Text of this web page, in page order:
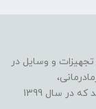
تجهیزات و وسایل در
الکتروتراپی، هندتراپی و کاردرمانی در ایران می باشد که در سال 1399